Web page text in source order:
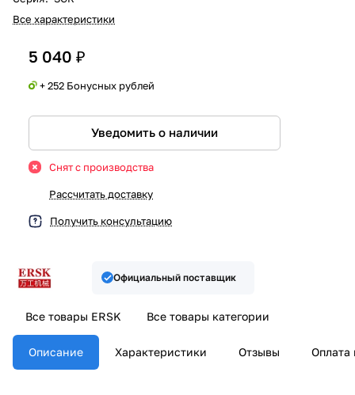
Все характеристики
5 040 ₽
+ 252 Бонусных рублей
Уведомить о наличии
Снят с производства
Рассчитать доставку
Получить консультацию
Официальный поставщик
Все товары ERSK Все товары категории
Описание Характеристики Отзывы Оплата